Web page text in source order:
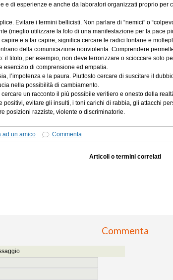
e di esperienze e anche da laboratori organizzati proprio per
Evitare i termini bellicisti. Non parlare di “nemici” o
(meglio utilizzare la foto di una manifestazione per la pace
capire e a far capire, significa cercare le radici lontane e
della comunicazione nonviolenta. Comprendere
il titolo, per esempio, non deve terrorizzare o scioccare solo
esercizio di comprensione ed empatia.
l’impotenza e la paura. Piuttosto cercare di suscitare il
nella possibilità di cambiamento.
un racconto il più possibile veritiero e onesto della
positivi, evitare gli insulti, i toni carichi di rabbia, gli attacchi
posizioni razziste, violente o discriminatorie.
ad un amico Commenta
Articoli o termini correlati
Commenta